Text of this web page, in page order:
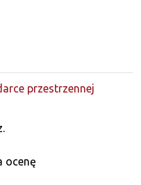
przestrzennej
ocenę